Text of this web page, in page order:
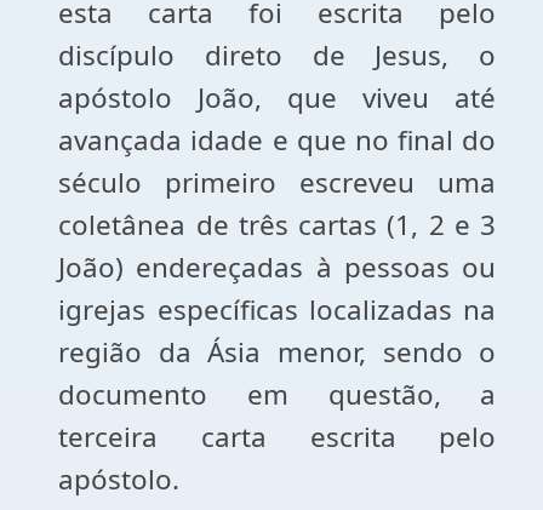
esta carta foi escrita pelo
discípulo direto de Jesus, o
apóstolo João, que viveu até
avançada idade e que no final do
século primeiro escreveu uma
coletânea de três cartas (1, 2 e 3
João) endereçadas à pessoas ou
igrejas específicas localizadas na
região da Ásia menor, sendo o
documento em questão, a
terceira carta escrita pelo
apóstolo.